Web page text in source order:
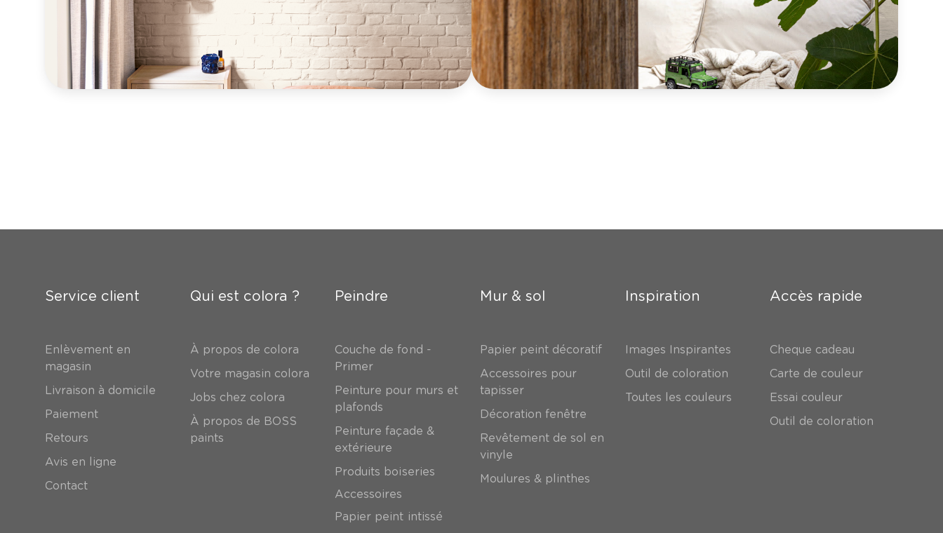
Service client
Enlèvement en
magasin
Livraison à domicile
Paiement
Retours
Avis en ligne
Contact
Qui est colora ?
À propos de colora
Votre magasin colora
Jobs chez colora
À propos de BOSS
paints
Peindre
Couche de fond -
Primer
Peinture pour murs et
plafonds
Peinture façade &
extérieure
Produits boiseries
Accessoires
Papier peint intissé
Mur & sol
Papier peint décoratif
Accessoires pour
tapisser
Décoration fenêtre
Revêtement de sol en
vinyle
Moulures & plinthes
Inspiration
Images Inspirantes
Outil de coloration
Toutes les couleurs
Accès rapide
Cheque cadeau
Carte de couleur
Essai couleur
Outil de coloration